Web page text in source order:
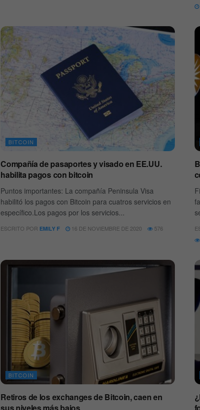
BITCOIN
Compañía de pasaportes y visado en EE.UU.
habilita pagos con bitcoin
Puntos importantes: La compañía Peninsula Visa
habilitó los pagos con Bitcoin para cuatros servicios en
específico.Los pagos por los servicios...
ESCRITO POR EMILY F 16 DE NOVIEMBRE DE 2020 576
BITCOIN
Retiros de los exchanges de Bitcoin, caen en